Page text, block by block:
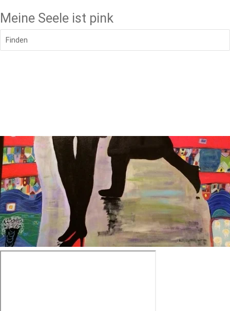
Meine Seele ist pink
Finden